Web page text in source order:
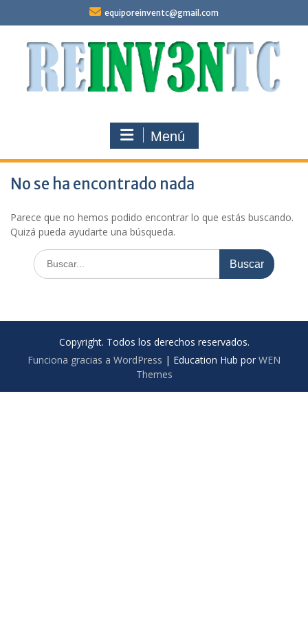
equiporeinventc@gmail.com
Menú
No se ha encontrado nada
Parece que no hemos podido encontrar lo que estás buscando.
Quizá pueda ayudarte una búsqueda.
Buscar:
Copyright. Todos los derechos reservados.
Funciona gracias a WordPress | Education Hub por WEN
Themes